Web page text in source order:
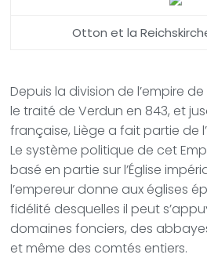
Otton et la
Depuis la division de l’empire
le traité de Verdun en 843, et
française, Liège a fait partie de
Le système politique de cet
basé en partie sur l’Église
l’empereur donne aux églises
fidélité desquelles il peut
domaines fonciers, des
et même des comtés entiers.